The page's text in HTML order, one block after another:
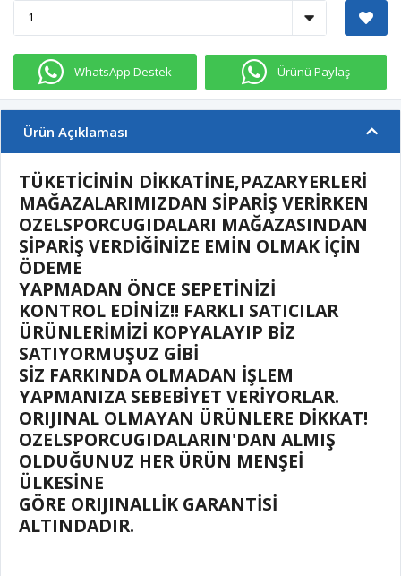
WhatsApp Destek Ürünü Paylaş
Ürün Açıklaması
TÜKETİCİNİN DİKKATİNE,PAZARYERLERİ
MAĞAZALARIMIZDAN SİPARİŞ VERİRKEN
OZELSPORCUGIDALARI MAĞAZASINDAN
SİPARİŞ VERDİĞİNİZE EMİN OLMAK İÇİN
ÖDEME
YAPMADAN ÖNCE SEPETİNİZİ
KONTROL EDİNİZ!! FARKLI SATICILAR
ÜRÜNLERİMİZİ KOPYALAYIP BİZ
SATIYORMUŞUZ GİBİ
SİZ FARKINDA OLMADAN İŞLEM
YAPMANIZA SEBEBİYET VERİYORLAR.
ORIJINAL OLMAYAN ÜRÜNLERE DİKKAT!
OZELSPORCUGIDALARIN'DAN ALMIŞ
OLDUĞUNUZ HER ÜRÜN MENŞEİ
ÜLKESİNE
GÖRE ORIJINALLİK GARANTİSİ
ALTINDADIR.